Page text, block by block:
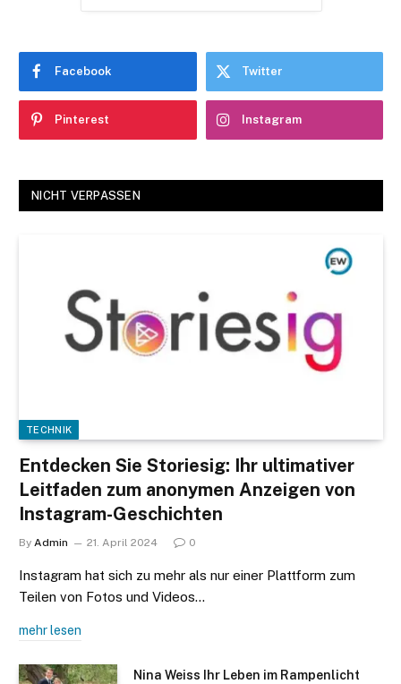
Facebook Twitter
Pinterest Instagram
NICHT VERPASSEN
TECHNIK
Entdecken Sie Storiesig: Ihr ultimativer
Leitfaden zum anonymen Anzeigen von
Instagram-Geschichten
By Admin 21. April 2024 0
Instagram hat sich zu mehr als nur einer Plattform zum
Teilen von Fotos und Videos…
mehr lesen
Nina Weiss Ihr Leben im Rampenlicht